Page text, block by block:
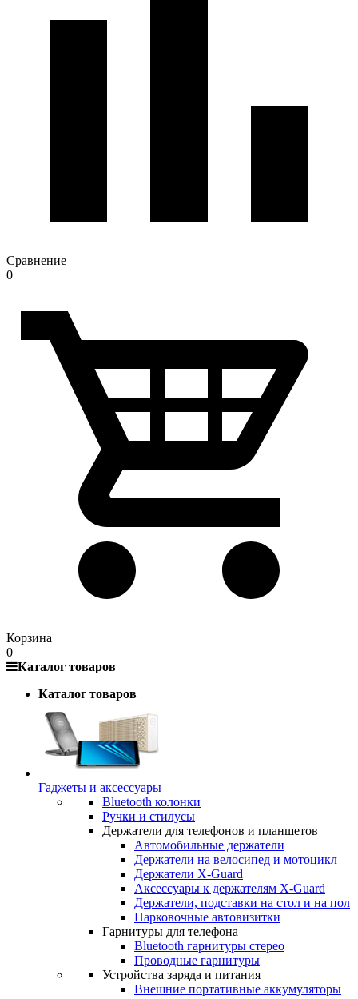
Сравнение
0
Корзина
0
Каталог товаров
Каталог товаров
Гаджеты и аксессуары
Bluetooth колонки
Ручки и стилусы
Держатели для телефонов и планшетов
Автомобильные держатели
Держатели на велосипед и мотоцикл
Держатели X-Guard
Аксессуары к держателям X-Guard
Держатели, подставки на стол и на пол
Парковочные автовизитки
Гарнитуры для телефона
Bluetooth гарнитуры стерео
Проводные гарнитуры
Устройства заряда и питания
Внешние портативные аккумуляторы